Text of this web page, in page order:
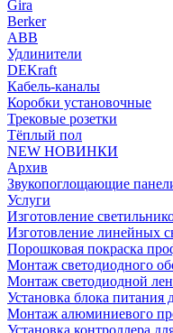
Gira
Berker
ABB
Удлинители
DEKraft
Кабель-каналы
Коробки установочные
Трековые розетки
Тёплый пол
NEW НОВИНКИ
Архив
Звукопоглощающие
Услуги
Изготовление
Изготовление линейных
Порошковая покраска
Монтаж светодиодного
Монтаж светодиодной
Установка блока питания
Монтаж алюминиевого
Установка контроллера